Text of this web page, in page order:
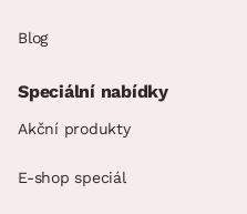
Blog
Speciální nabídky
Akční produkty
E-shop speciál